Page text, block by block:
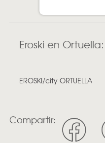
Eroski en Ortuella:
EROSKI/city ORTUELLA
Compartir: